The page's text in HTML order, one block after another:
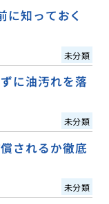
に知っておく
未分類
に油汚れを落
未分類
されるか徹底
未分類